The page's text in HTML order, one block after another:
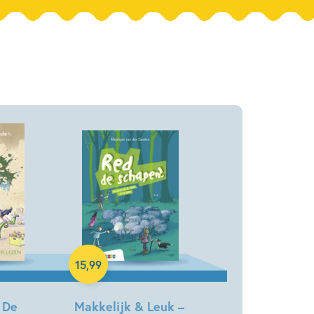
Makkelijk & Leuk –
15,99
Hardcover